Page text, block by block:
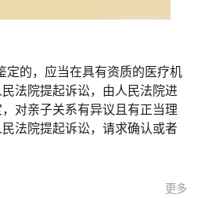
定的，应当在具有资质的医疗机
法院提起诉讼，由人民法院进
对亲子关系有异议且有正当理
法院提起诉讼，请求确认或者
更多